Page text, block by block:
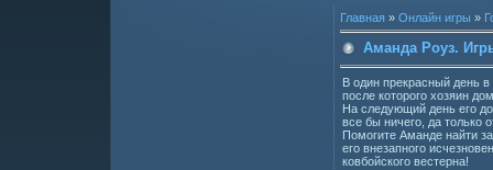
Главная » Онлайн игры »
Аманда Роуз.
В один прекрасный день
после которого хозяин
На следующий день его
все бы ничего, да только
Помогите Аманде найти
его внезапного
ковбойского вестерна!